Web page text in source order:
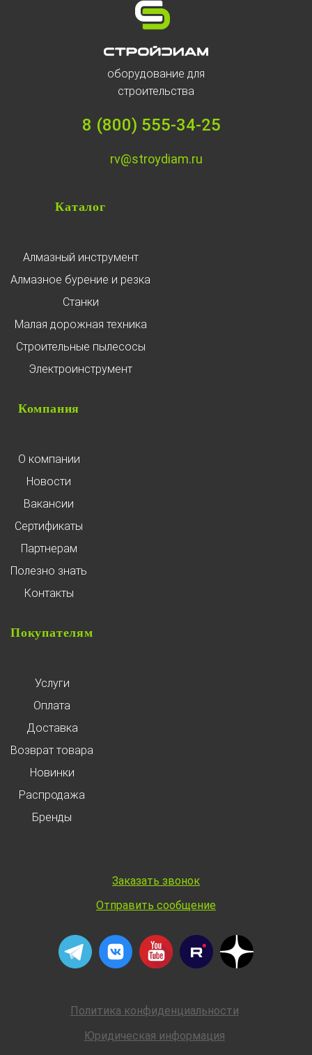
оборудование для
строительства
8 (800) 555-34-25
rv@stroydiam.ru
Каталог
Алмазный инструмент
Алмазное бурение и резка
Станки
Малая дорожная техника
Строительные пылесосы
Электроинструмент
Компания
О компании
Новости
Вакансии
Сертификаты
Партнерам
Полезно знать
Контакты
Покупателям
Услуги
Оплата
Доставка
Возврат товара
Новинки
Распродажа
Бренды
Заказать звонок
Отправить сообщение
Политика конфиденциальности
Юридическая информация